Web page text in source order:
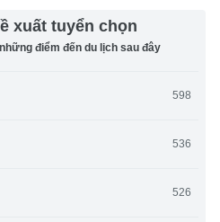
xuất tuyển chọn
điểm đến du lịch sau đây
598
536
526